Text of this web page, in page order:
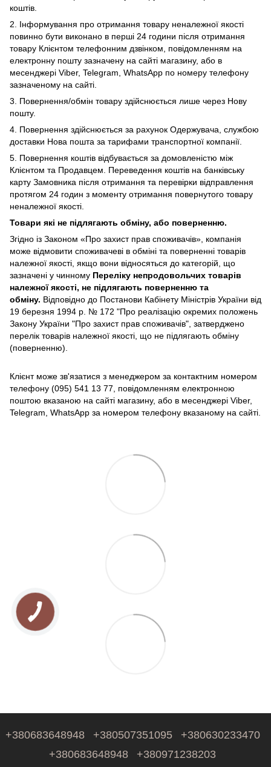
коштів.
2. Інформування про отримання товару неналежної якості
повинно бути виконано в перші 24 години після отримання
товару Клієнтом телефонним дзвінком, повідомленням на
електронну пошту зазначену на сайті магазину, або в
месенджері Viber, Telegram, WhatsApp по номеру телефону
зазначеному на сайті.
3. Повернення/обмін товару здійснюється лише через Нову
пошту.
4. Повернення здійснюється за рахунок Одержувача, службою
доставки Нова пошта за тарифами транспортної компанії.
5. Повернення коштів відбувається за домовленістю між
Клієнтом та Продавцем. Переведення коштів на банківську
карту Замовника після отримання та перевірки відправлення
протягом 24 годин з моменту отримання повернутого товару
неналежної якості.
Товари які не підлягають обміну, або поверненню.
Згідно із Законом «Про захист прав споживачів» , компанія
може відмовити споживачеві в обміні та поверненні товарів
належної якості, якщо вони відносяться до категорій, що
зазначені у чинному Переліку непродовольчих товарів
належної якості, не підлягають поверненню та
обміну. Відповідно до Постанови Кабінету Міністрів України від
19 березня 1994 р. № 172 "Про реалізацію окремих положень
Закону України "Про захист прав споживачів", затверджено
перелік товарів належної якості, що не підлягають обміну
(поверненню).
Клієнт може зв'язатися з менеджером за контактним номером
телефону (095) 541 13 77, повідомленням електронною
поштою вказаною на сайті магазину, або в месенджері Viber,
Telegram, WhatsApp за номером телефону вказаному на сайті.
+380683648948 +380507351095
+380630233470
+380683648948
+380971238203